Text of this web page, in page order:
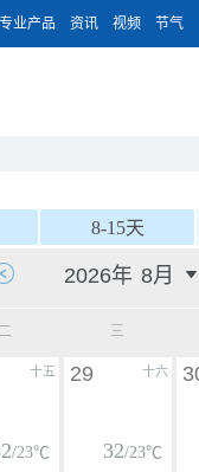
专业产品 资讯 视频 节气
8-15天
二 三
十五
/23℃
十六
29
32/23℃